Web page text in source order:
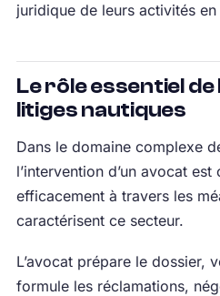
juridique de leurs activités en
Le rôle essentiel de
litiges nautiques
Dans le domaine complexe
l’intervention d’un avocat
efficacement à travers les
caractérisent ce secteur.
L’avocat prépare le dossier,
formule les réclamations,